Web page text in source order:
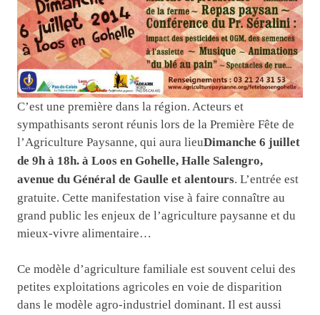
C’est une première dans la région. Acteurs et
sympathisants seront réunis lors de la Première Fête de
l’Agriculture Paysanne, qui aura lieuDimanche 6 juillet
de 9h à 18h. à Loos en Gohelle, Halle Salengro,
avenue du Général de Gaulle et alentours. L’entrée est
gratuite. Cette manifestation vise à faire connaître au
grand public les enjeux de l’agriculture paysanne et du
mieux-vivre alimentaire…
Ce modèle d’agriculture familiale est souvent celui des
petites exploitations agricoles en voie de disparition
dans le modèle agro-industriel dominant. Il est aussi